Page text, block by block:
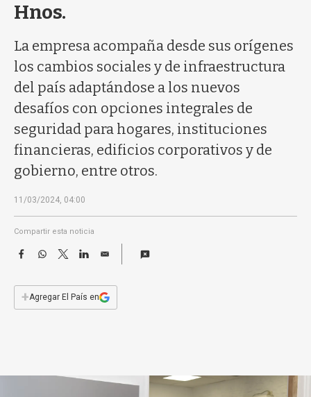
Hnos.
La empresa acompaña desde sus orígenes
los cambios sociales y de infraestructura
del país adaptándose a los nuevos
desafíos con opciones integrales de
seguridad para hogares, instituciones
financieras, edificios corporativos y de
gobierno, entre otros.
11/03/2024, 04:00
Compartir esta noticia
F
e
b
W
s
T
w
t
L
E
i
l
+Agregar El País en